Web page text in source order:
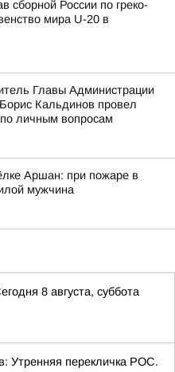
сборной России по греко-
мира U-20 в
Главы Администрации
Кальдинов провел
личным вопросам
Аршан: при пожаре в
мужчина
8 августа, суббота
Утренняя перекличка РОС.